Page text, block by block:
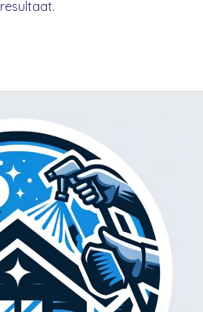
resultaat.